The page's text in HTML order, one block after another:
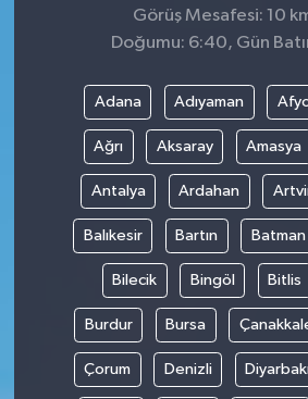
Görüş Mesafesi: 10
Doğumu: 6:40, Gün
Adana Adıyaman
Ağrı Aksaray Amasya
Antalya Ardahan
Balıkesir Bartın Batman
Bilecik Bingöl Bitlis
Burdur Bursa
Çorum Denizli